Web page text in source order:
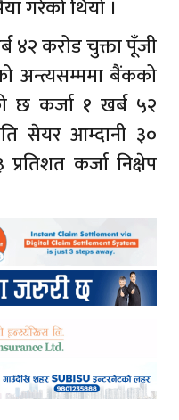
गरेको थियो ।
४२ करोड चुक्ता पूँजी
अन्त्यसम्ममा बैंकको
छ कर्जा १ खर्ब ५२
सेयर आम्दानी ३०
कर्जा निक्षेप